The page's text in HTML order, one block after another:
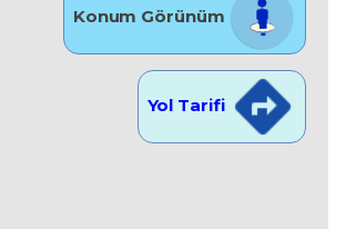
Konum Görünüm
Yol Tarifi